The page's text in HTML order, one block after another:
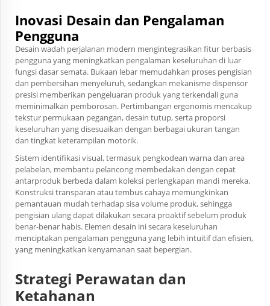
Inovasi Desain dan Pengalaman
Pengguna
Desain wadah perjalanan modern mengintegrasikan fitur berbasis
pengguna yang meningkatkan pengalaman keseluruhan di luar
fungsi dasar semata. Bukaan lebar memudahkan proses pengisian
dan pembersihan menyeluruh, sedangkan mekanisme dispensor
presisi memberikan pengeluaran produk yang terkendali guna
meminimalkan pemborosan. Pertimbangan ergonomis mencakup
tekstur permukaan pegangan, desain tutup, serta proporsi
keseluruhan yang disesuaikan dengan berbagai ukuran tangan
dan tingkat keterampilan motorik.
Sistem identifikasi visual, termasuk pengkodean warna dan area
pelabelan, membantu pelancong membedakan dengan cepat
antarproduk berbeda dalam koleksi perlengkapan mandi mereka.
Konstruksi transparan atau tembus cahaya memungkinkan
pemantauan mudah terhadap sisa volume produk, sehingga
pengisian ulang dapat dilakukan secara proaktif sebelum produk
benar-benar habis. Elemen desain ini secara keseluruhan
menciptakan pengalaman pengguna yang lebih intuitif dan efisien,
yang meningkatkan kenyamanan saat bepergian.
Strategi Perawatan dan
Ketahanan